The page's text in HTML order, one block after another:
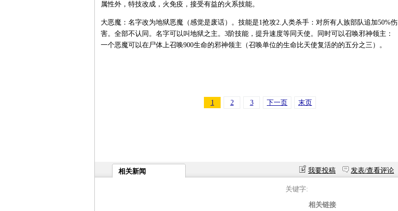
属性外，特技改成，火免疫，接受有益的火系技能。
大恶魔：名字改为地狱恶魔（感觉是废话）。技能是1抢攻2.人类杀手：对所有人族部队追加50%伤
害。全部不认同。名字可以叫地狱之主。3阶技能，提升速度等同天使。同时可以召唤邪神领主：
一个恶魔可以在尸体上召唤900生命的邪神领主（召唤单位的生命比天使复活的的五分之三）。
1 2 3 下一页 末页
相关新闻 我要投稿 发表/查看评论
关键字:
相关链接